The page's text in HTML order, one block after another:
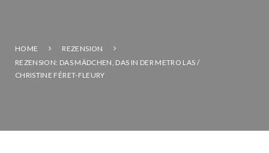
HOME
REZENSION
REZENSION: DAS MÄDCHEN, DAS IN DER METRO LAS /
CHRISTINE FÉRET-FLEURY